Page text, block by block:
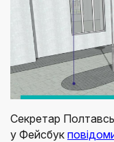
Секретар
у Фейсбук